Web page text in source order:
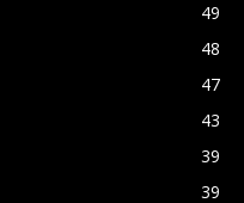
49
48
47
43
39
39